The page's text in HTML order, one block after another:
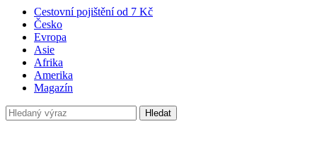
Cestovní pojištění od 7 Kč
Česko
Evropa
Asie
Afrika
Amerika
Magazín
Hledat